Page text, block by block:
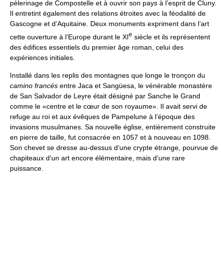
pèlerinage de Compostelle et à ouvrir son pays à l’esprit de Cluny.
Il entretint également des relations étroites avec la féodalité de
Gascogne et d’Aquitaine. Deux monuments expriment dans l’art
cette ouverture à l’Europe durant le XIe siècle et ils représentent
des édifices essentiels du premier âge roman, celui des
expériences initiales.
Installé dans les replis des montagnes que longe le tronçon du
camino francés entre Jaca et Sangüesa, le vénérable monastère
de San Salvador de Leyre était désigné par Sanche le Grand
comme le «centre et le cœur de son royaume». Il avait servi de
refuge au roi et aux évêques de Pampelune à l’époque des
invasions musulmanes. Sa nouvelle église, entièrement construite
en pierre de taille, fut consacrée en 1057 et à nouveau en 1098.
Son chevet se dresse au-dessus d’une crypte étrange, pourvue de
chapiteaux d’un art encore élémentaire, mais d’une rare
puissance.